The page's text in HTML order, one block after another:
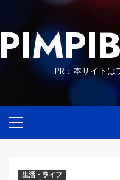
content
PR：本サイト
Menu
生活・ライフ